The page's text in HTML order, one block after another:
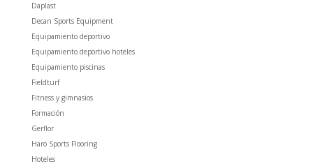
Daplast
Decan Sports Equipment
Equipamiento deportivo
Equipamiento deportivo hoteles
Equipamiento piscinas
Fieldturf
Fitness y gimnasios
Formación
Gerflor
Haro Sports Flooring
Hoteles